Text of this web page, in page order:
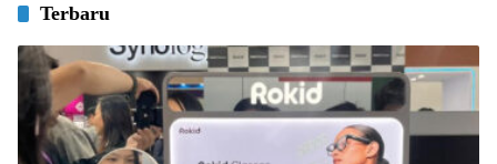
Terbaru